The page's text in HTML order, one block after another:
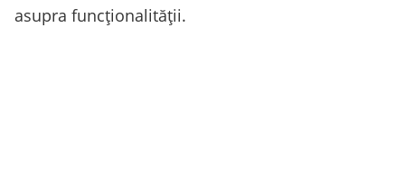
asupra funcționalității.